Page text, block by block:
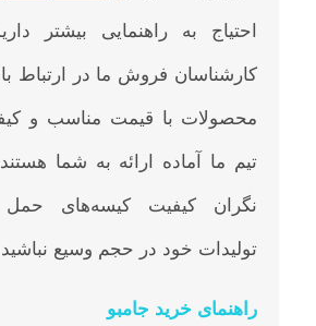
احتیاج به راهنمایی بیشتر
کارشناسان فروش ما در ارتباط
محصولات با قیمت مناسب و
تیم ما آماده ارائه به شما هستند.
نگران کیفیت کیسه‌های
تولیدات خود در حجم وسیع
راهنمای خرید جامبو